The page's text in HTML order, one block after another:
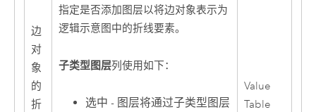
边
对
象
的
折
指定是否添加图层以将边对象表示为
逻辑示意图中的折线要素。
子类型图层列使用如下：
选中 - 图层将通过子类型图层
Value
Table